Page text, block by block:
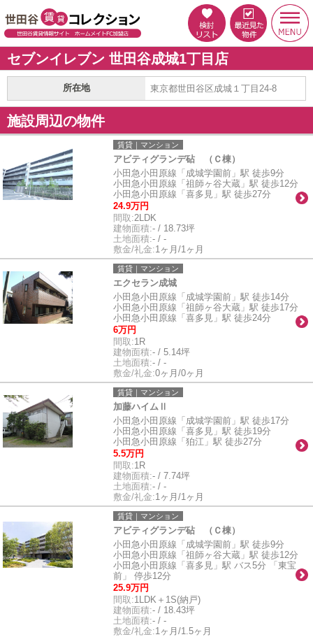
セブンイレブン 世田谷成城1丁目店
所在地 東京都世田谷区成城１丁目24-8
施設周辺の物件
賃貸｜マンション
アビティグランデ砧 （Ｃ棟）
小田急小田原線「成城学園前」駅 徒歩9分
小田急小田原線「祖師ヶ谷大蔵」駅 徒歩12分
小田急小田原線「喜多見」駅 徒歩27分
24.9万円
間取:2LDK
建物面積:- / 18.73坪
土地面積:- / -
敷金/礼金:1ヶ月/1ヶ月
賃貸｜マンション
エクセラン成城
小田急小田原線「成城学園前」駅 徒歩14分
小田急小田原線「祖師ヶ谷大蔵」駅 徒歩17分
小田急小田原線「喜多見」駅 徒歩24分
6万円
間取:1R
建物面積:- / 5.14坪
土地面積:- / -
敷金/礼金:0ヶ月/0ヶ月
賃貸｜マンション
加藤ハイムⅡ
小田急小田原線「成城学園前」駅 徒歩17分
小田急小田原線「喜多見」駅 徒歩19分
小田急小田原線「狛江」駅 徒歩27分
5.5万円
間取:1R
建物面積:- / 7.74坪
土地面積:- / -
敷金/礼金:1ヶ月/1ヶ月
賃貸｜マンション
アビティグランデ砧 （Ｃ棟）
小田急小田原線「成城学園前」駅 徒歩9分
小田急小田原線「祖師ヶ谷大蔵」駅 徒歩12分
小田急小田原線「喜多見」駅 バス5分 「東宝
前」 停歩12分
25.9万円
間取:1LDK＋1S(納戸)
建物面積:- / 18.43坪
土地面積:- / -
敷金/礼金:1ヶ月/1.5ヶ月